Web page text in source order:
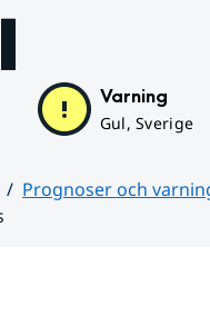
Varning
Gul, Sverige
Prognoser och